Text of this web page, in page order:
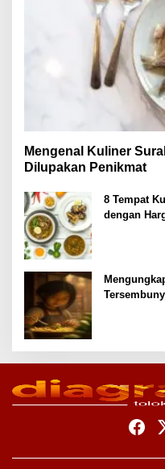
Mengenal Kuliner
Dilupakan Penikmat
8 Tempat
dengan